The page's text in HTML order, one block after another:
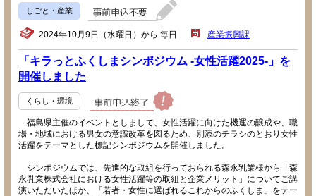
しごと・産業
2024年10月9日（水曜日）から 毎日 産業振興課
「キラっとふくしまシンポジウム -女性活躍2025-」を
開催しました
くらし・環境
福島県主催のイベントとしまして、女性活躍に向けた機運の醸成や、職
場・地域における男女の意識改革を図るため、別添のチラシのとおり女性
活躍をテーマとした標記シンポジウムを開催しました。
シンポジウムでは、先進的な取組を行っておられる森永乳業様から「森
永乳業株式会社における女性活躍等の取組と企業メリット」についてご講
演いただいたほか、「若者・女性に選ばれるこれからのふくしま」をテー